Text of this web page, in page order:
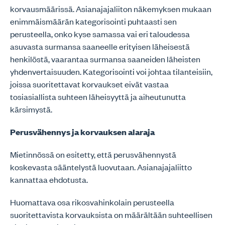
korvausmäärissä. Asianajajaliiton näkemyksen mukaan
enimmäismäärän kategorisointi puhtaasti sen
perusteella, onko kyse samassa vai eri taloudessa
asuvasta surmansa saaneelle erityisen läheisestä
henkilöstä, vaarantaa surmansa saaneiden läheisten
yhdenvertaisuuden. Kategorisointi voi johtaa tilanteisiin,
joissa suoritettavat korvaukset eivät vastaa
tosiasiallista suhteen läheisyyttä ja aiheutunutta
kärsimystä.
Perusvähennys ja korvauksen alaraja
Mietinnössä on esitetty, että perusvähennystä
koskevasta sääntelystä luovutaan. Asianajajaliitto
kannattaa ehdotusta.
Huomattava osa rikosvahinkolain perusteella
suoritettavista korvauksista on määrältään suhteellisen